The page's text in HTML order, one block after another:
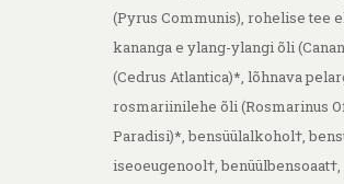
(Pyrus Communis), rohelise tee
kananga e ylang-ylangi õli
(Cedrus Atlantica)*, lõhnava
rosmariinilehe õli (Rosmarinus
Paradisi)*, bensüülalkohol†,
iseoeugenool†,